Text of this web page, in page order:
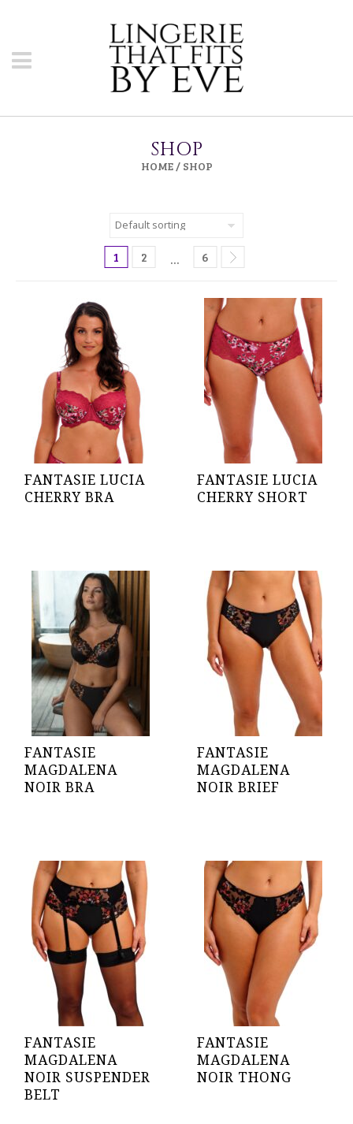
SHOP
HOME/ SHOP
1 2 … 6
FANTASIE LUCIA
CHERRY BRA
FANTASIE LUCIA
CHERRY SHORT
FANTASIE
MAGDALENA
NOIR BRA
FANTASIE
MAGDALENA
NOIR BRIEF
FANTASIE
MAGDALENA
NOIR SUSPENDER
BELT
FANTASIE
MAGDALENA
NOIR THONG